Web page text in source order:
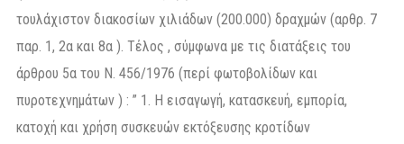
τουλάχιστον διακοσίων χιλιάδων (200.000) δραχμών (αρθρ. 7
παρ. 1, 2α και 8α ). Τέλος , σύμφωνα με τις διατάξεις του
άρθρου 5α του Ν. 456/1976 (περί φωτοβολίδων και
πυροτεχνημάτων ) : ” 1. Η εισαγωγή, κατασκευή, εμπορία,
κατοχή και χρήση συσκευών εκτόξευσης κροτίδων